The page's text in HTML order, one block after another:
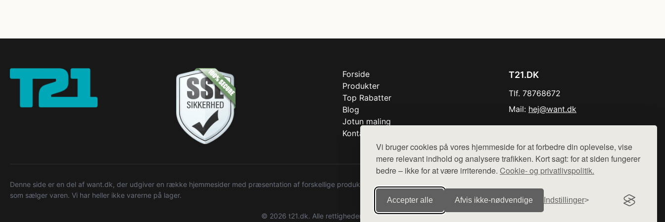
Vi bruger cookies på vores hjemmeside for at forbedre din oplevelse, vise
mere relevant indhold og analysere trafikken. Kort sagt: for at siden fungerer
bedre – ikke for at være irriterende. Cookie- og privatlivspolitik.
Accepter alle Afvis ikke‑nødvendige Indstillinger
Forside
Produkter
Top Rabatter
Blog
Jotun maling
Kontakt
T21.DK
Tlf. 78768672
Mail: hej@want.dk
Denne side er en del af want.dk, der udgiver en række hjemmesider med præsentation af forskellige produkter fra diverse webshops. Der sælges ikke varer fra denne side - vi henviser til de shops,
som sælger varen. Vi har heller ikke varerne på lager.
© 2026 t21.dk. Alle rettigheder forbeholdes.